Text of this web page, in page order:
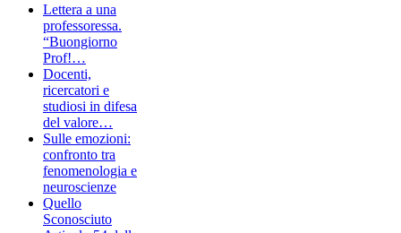
Lettera a una
professoressa.
“Buongiorno
Prof!…
Docenti,
ricercatori e
studiosi in difesa
del valore…
Sulle emozioni:
confronto tra
fenomenologia e
neuroscienze
Quello
Sconosciuto